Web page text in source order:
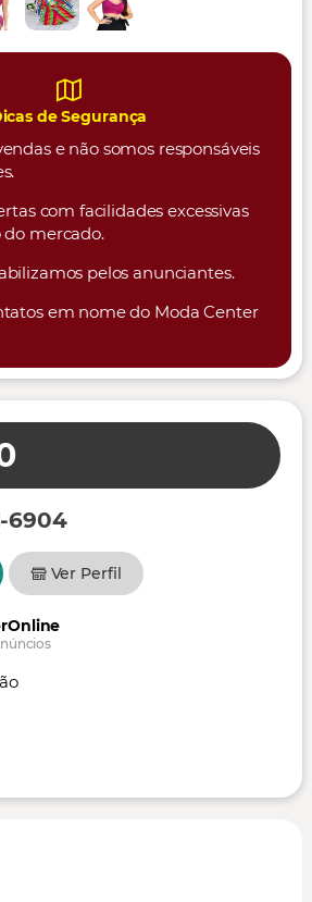
de Segurança
e não somos responsáveis
com facilidades excessivas
do mercado.
pelos anunciantes.
em nome do Moda Center
6904
Ver Perfil